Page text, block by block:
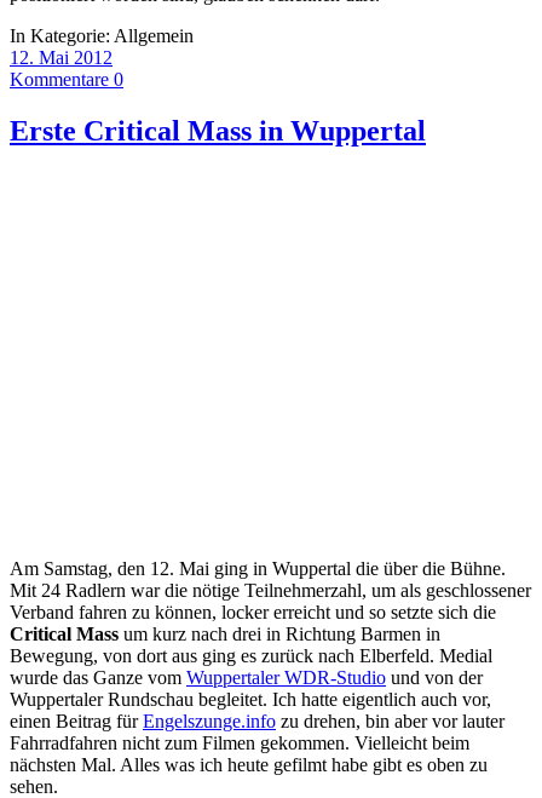
In Kategorie: Allgemein
12. Mai 2012
Kommentare 0
Erste Critical Mass in Wuppertal
Am Samstag, den 12. Mai ging in Wuppertal die über die Bühne.
Mit 24 Radlern war die nötige Teilnehmerzahl, um als geschlossener
Verband fahren zu können, locker erreicht und so setzte sich die
Critical Mass um kurz nach drei in Richtung Barmen in
Bewegung, von dort aus ging es zurück nach Elberfeld. Medial
wurde das Ganze vom Wuppertaler WDR-Studio und von der
Wuppertaler Rundschau begleitet. Ich hatte eigentlich auch vor,
einen Beitrag fürEngelszunge.info zu drehen, bin aber vor lauter
Fahrradfahren nicht zum Filmen gekommen. Vielleicht beim
nächsten Mal. Alles was ich heute gefilmt habe gibt es oben zu
sehen.